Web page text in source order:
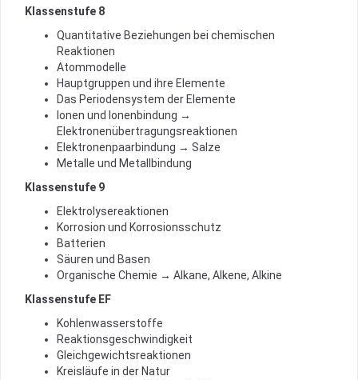
Klassenstufe 8
Quantitative Beziehungen bei chemischen
Reaktionen
Atommodelle
Hauptgruppen und ihre Elemente
Das Periodensystem der Elemente
Ionen und Ionenbindung →
Elektronenübertragungsreaktionen
Elektronenpaarbindung → Salze
Metalle und Metallbindung
Klassenstufe 9
Elektrolysereaktionen
Korrosion und Korrosionsschutz
Batterien
Säuren und Basen
Organische Chemie → Alkane, Alkene, Alkine
Klassenstufe EF
Kohlenwasserstoffe
Reaktionsgeschwindigkeit
Gleichgewichtsreaktionen
Kreisläufe in der Natur